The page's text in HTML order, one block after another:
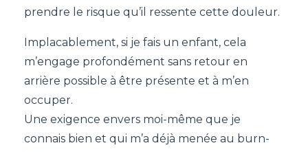
prendre le risque qu’il ressente cette douleur.
Implacablement, si je fais un enfant, cela
m’engage profondément sans retour en
arrière possible à être présente et à m’en
occuper.
Une exigence envers moi-même que je
connais bien et qui m’a déjà menée au burn-